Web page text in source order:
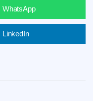
WhatsApp
LinkedIn